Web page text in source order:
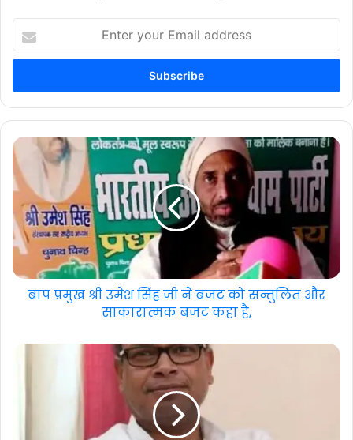
your
Email
बाप प्रमुख श्री उमेश सिंह जी ने बजट को सन्तुलित और
साकारात्मक बजट कहा है,